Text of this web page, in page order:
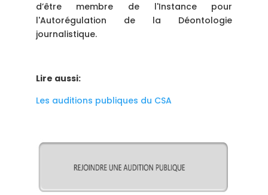
d’être membre de l'Instance pour
l'Autorégulation de la Déontologie
journalistique.
Lire aussi:
Les auditions publiques du CSA